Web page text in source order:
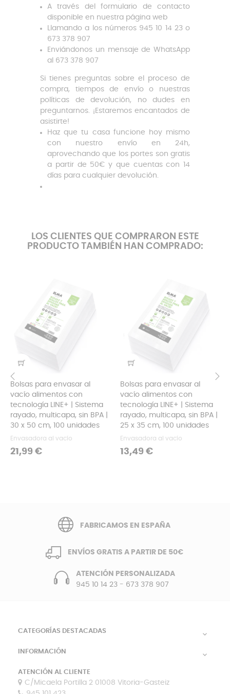
A través del formulario de contacto
disponible en nuestra página web
Llamando a los números 945 10 14 23 o
673 378 907
Enviándonos un mensaje de WhatsApp
al 673 378 907
Si tienes preguntas sobre el proceso de
compra, tiempos de envío o nuestras
políticas de devolución, no dudes en
preguntarnos. ¡Estaremos encantados de
asistirte!
Haz que tu casa funcione hoy mismo
con nuestro envío en 24h,
aprovechando que los portes son gratis
a partir de 50€ y que cuentas con 14
días para cualquier devolución.
LOS CLIENTES QUE COMPRARON ESTE
PRODUCTO TAMBIÉN HAN COMPRADO:
Bolsas para envasar al
vacío alimentos con
tecnología LINE+ | Sistema
rayado, multicapa, sin BPA |
30 x 50 cm, 100 unidades
Envasadora al vacío
Precio
21,99 €
Bolsas para envasar al
vacío alimentos con
tecnología LINE+ | Sistema
rayado, multicapa, sin BPA |
25 x 35 cm, 100 unidades
Envasadora al vacío
Precio
13,49 €
‹
FABRICAMOS EN ESPAÑA
ENVÍOS GRATIS A PARTIR DE 50€
ATENCIÓN PERSONALIZADA
945 10 14 23- 673 378 907
CATEGORÍAS DESTACADAS 
INFORMACIÓN 
ATENCIÓN AL CLIENTE
C/Micaela Portilla 2 01008 Vitoria-Gasteiz